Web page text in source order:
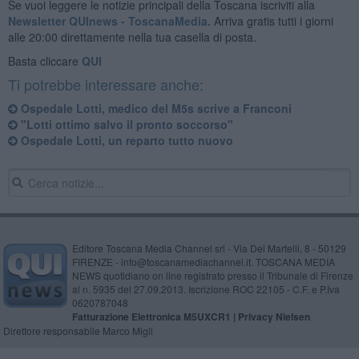
Se vuoi leggere le notizie principali della Toscana iscriviti alla
Newsletter QUInews - ToscanaMedia. Arriva gratis tutti i giorni
alle 20:00 direttamente nella tua casella di posta.
Basta cliccare QUI
Ti potrebbe interessare anche:
Ospedale Lotti, medico del M5s scrive a Franconi
"Lotti ottimo salvo il pronto soccorso"
Ospedale Lotti, un reparto tutto nuovo
Editore Toscana Media Channel srl - Via Dei Martelli, 8 - 50129
FIRENZE - info@toscanamediachannel.it. TOSCANA MEDIA
NEWS quotidiano on line registrato presso il Tribunale di Firenze
al n. 5935 del 27.09.2013. Iscrizione ROC 22105 - C.F. e P.Iva
0620787048
Fatturazione Elettronica M5UXCR1 | Privacy Nielsen
Direttore responsabile Marco Migli